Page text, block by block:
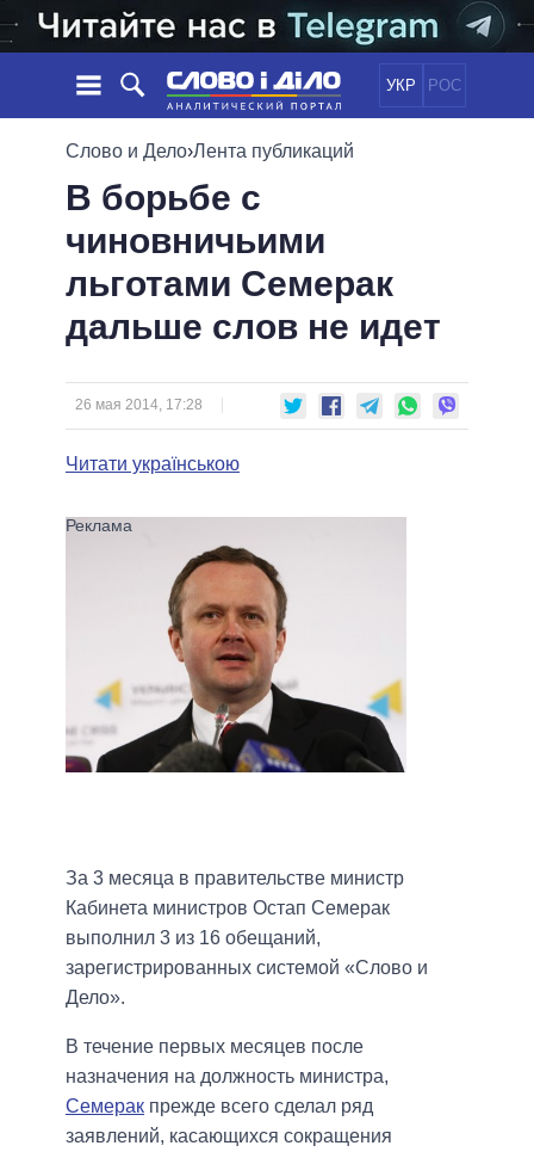
УКР РОС
НОВОСТИ
ЛЕНТА
СОБЫТИЯ
СТАТЬИ
ОБЗОРЫ
ДАЙДЖЕСТЫ
ЭКОНОМИКА
ОБЩЕСТВО
ОБЕЩАНИЯ
ПОЛИТИКИ
ПРЕЗИДЕНТ И ОФИС
ВЕРХОВНАЯ РАДА
КАБИНЕТ МИНИСТРОВ
ВСЕ ПЕРСОНЫ
ИНФОГРАФИКА
ПОДДЕРЖАТЬ
СРАВНЕНИЕ ПОЛИТИКОВ
Слово и Дело›Лента публикаций
В борьбе с
чиновничьими
льготами Семерак
дальше слов не идет
26 мая 2014, 17:28
Читати українською
За 3 месяца в правительстве министр
Кабинета министров Остап Семерак
выполнил 3 из 16 обещаний,
зарегистрированных системой «Слово и
Дело».
В течение первых месяцев после
назначения на должность министра,
Семерак прежде всего сделал ряд
заявлений, касающихся сокращения